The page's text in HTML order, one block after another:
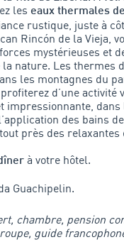
les eaux thermales
rustique, juste à
Rincón de la Vieja,
mystérieuses et
nature. Les thermes
les montagnes du
d’une activité
impressionnante,
des bains
près des relaxantes
à votre hôtel.
Guachipelin.
chambre, pension
guide